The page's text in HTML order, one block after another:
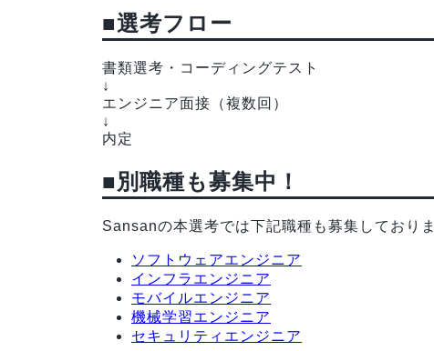
■選考フロー
書類選考・コーディングテスト
↓
エンジニア面接（複数回）
↓
内定
■別職種も募集中！
Sansanの本選考では下記職種も募集しており
ソフトウェアエンジニア
インフラエンジニア
モバイルエンジニア
機械学習エンジニア
セキュリティエンジニア